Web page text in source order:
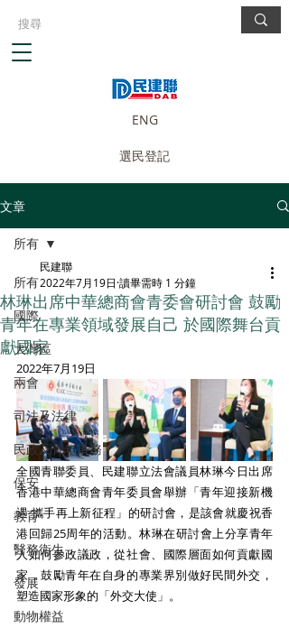
ENG
選民登記
文章
所有
國際
大灣區
兩會
司法及法律
民政及青年事務
保安
教育
醫務衛生
發展
動物權益
所有
林琳出席中華總商會青委會研討會 鼓勵
青年在專業領域發展自己 於國際舞台貢
獻國家
民建聯
2022年7月19日 讀畢需時 1 分鐘
2022年7月19日
全國青聯委員、民建聯立法會議員林琳今日出席
香港中華總商會青年委員會舉辦「青年迎接新機
遇 攜手再上新征程」的研討會，是該會就慶祝香
港回歸25周年的活動。林琳在研討會上分享青年
人如何參政議政，從社會、國際層面如何貢獻國
家，鼓勵青年在自身的專業界別做好民間外交，
塑造國家形象的「外交大使」。